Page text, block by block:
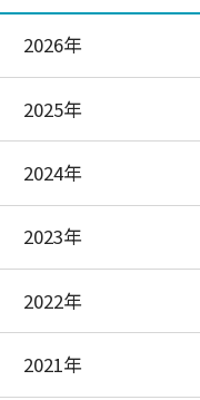
2026年
2025年
2024年
2023年
2022年
2021年